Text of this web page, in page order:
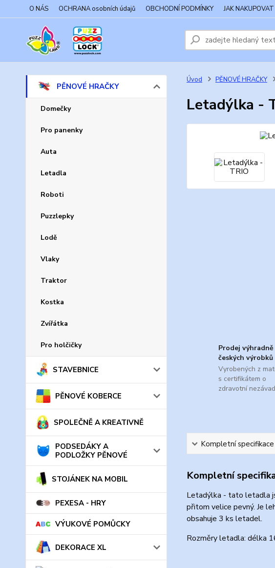
O NÁS OCHRANA osobních údajů OBCHODNÍ PODMÍNKY JAK NAKUPOVAT
PĚNOVÉ HRAČKY
Domečky
Pro panenky
Auta
Letadla
Roboti
Puzzlepky
Lodě
Vlaky
Traktor
Kostka
Zvířátka
Pro holčičky
STAVEBNICE
PĚNOVÉ KOBERCE
SPOLEČNĚ A KREATIVNĚ
PODSEDÁKY A
PODLOŽKY PĚNOVÉ
STOJÁNEK NA MOBIL
PEXESA - HRY
VÝUKOVÉ POMŮCKY
DEKORACE XL
Úvod PĚNOVÉ HRAČKY
Letadýlka -
Prodej výhradně
českých výrobků
Vyrobených z
s certifikátem o
zdravotní
Kompletní specifikace
Kompletní
Letadýlka - tato letadla
přitom velice pevný. Je
obsahuje 3 ks letadel.
Rozměry letadla: délka